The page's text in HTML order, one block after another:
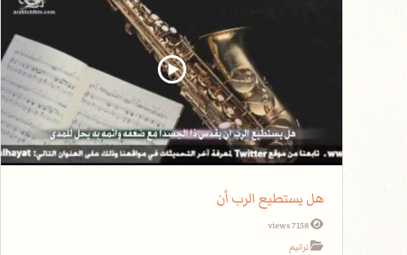
هل يستطيع الرب أن
7158 views
ترانيم